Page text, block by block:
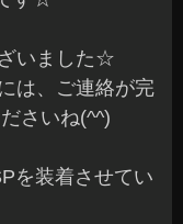
いました☆
は、ご連絡が完
さいね(^^)
を装着させてい